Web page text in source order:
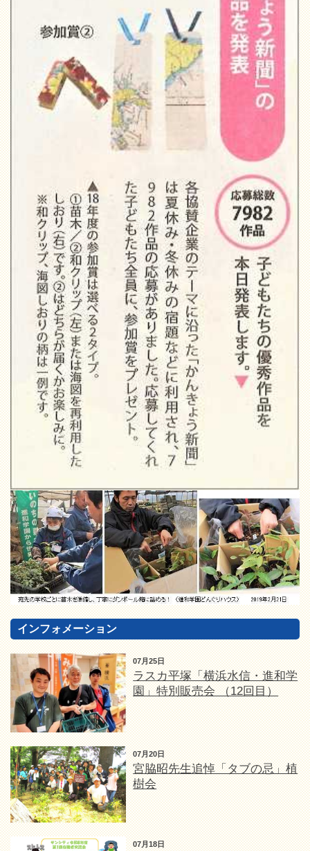
インフォメーション
07月25日
ラスカ平塚「横浜水信・進和学
園」特別販売会 （12回目）
07月20日
宮脇昭先生追悼「タブの忌」植
樹会
07月18日